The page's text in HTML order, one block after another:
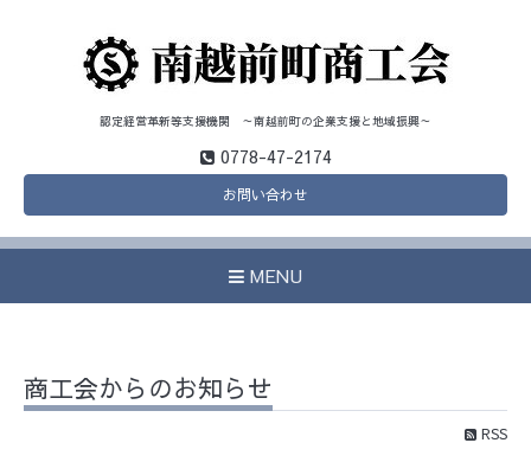
認定経営革新等支援機関 ～南越前町の企業支援と地域振興～
0778-47-2174
お問い合わせ
MENU
商工会からのお知らせ
RSS